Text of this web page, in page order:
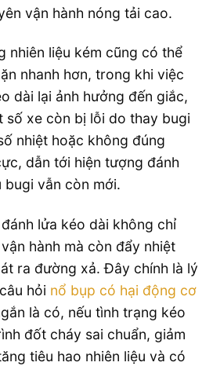
vận hành nóng tải cao.
nhiên liệu kém cũng có thể
nhanh hơn, trong khi việc
dài lại ảnh hưởng đến giắc,
số xe còn bị lỗi do thay bugi
nhiệt hoặc không đúng
dẫn tới hiện tượng đánh
bugi vẫn còn mới.
lửa kéo dài không chỉ
hành mà còn đẩy nhiệt
ra đường xả. Đây chính là lý
hỏi nổ bụp có hại động cơ
là có, nếu tình trạng kéo
đốt cháy sai chuẩn, giảm
tiêu hao nhiên liệu và có